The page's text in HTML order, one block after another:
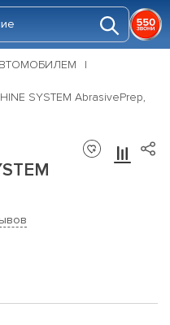
SYSTEM AbrasivePrep,